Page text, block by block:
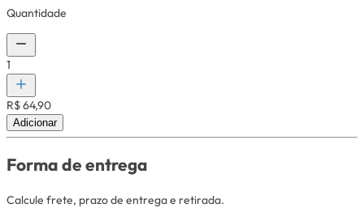
Quantidade
1
R$ 64,90
Adicionar
Forma de entrega
Calcule frete, prazo de entrega e retirada.